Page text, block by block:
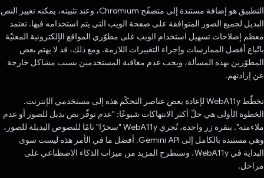
التطبيق هو إضافة مستندة إلى متصفّح Chromium، وعند تثبيته، يمكنه تغيير النص
البديل لجميع الصور المتوافقة على صفحة الويب التي يتم استخدامه فيها. تعتمد
معظم إصلاحات تسهيل استخدام الويب على مطوّري المواقع الإلكترونية المعنيّة
باتّباع أفضل الممارسات وإجراء التغييرات اللازمة. ومع ذلك، قد لا يهتم بعض
المطوّرين بهذه المسألة، ويجب عدم معاقبة المستخدمين بسبب مشاكل خارجة
عن إرادتهم.
تخطّط WebA11y لإعادة بعض عناصر التحكّم هذه إلى مستخدمي الإنترنت.
الخطوة الأولى هي حلّ أكثر الانتهاكات شيوعًا: "عدم توفّر نص بديل للصور أو عدم
ملاءمته". بنقرة زر واحدة، تُجري WebA11y "سحرًا" تامًا للنصوص البديلة للصور،
وهي مستندة بالكامل إلى Gemini API. أفضل ما في الأمر هذه ليست سوى
البداية في WebA11y، وسنطرح المزيد من ميزات الذكاء الاصطناعي على
مراحل.